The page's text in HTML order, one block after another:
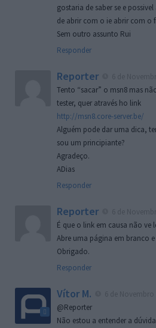
gostaria de saber se e
de abrir com o ie abrir com o
Sem outro assunto Rui
Responder
Reporter
Tento “sacar” o msn8 mas
tester, quer através ho link
http://msn8.core-server.be/
Alguém pode dar uma dica,
sou um principiante?
Agradeço.
ADias
Responder
Reporter
É que o link em causa não ve
Abre uma página em branco
Obrigado.
Responder
Vítor M.
@Reporter
Não estou a entender a